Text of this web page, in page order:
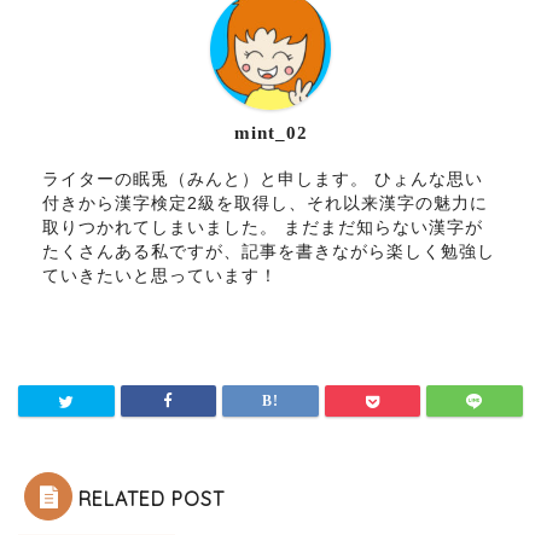
mint_02
ライターの眠兎（みんと）と申します。 ひょんな思い
付きから漢字検定2級を取得し、それ以来漢字の魅力に
取りつかれてしまいました。 まだまだ知らない漢字が
たくさんある私ですが、記事を書きながら楽しく勉強し
ていきたいと思っています！
RELATED POST